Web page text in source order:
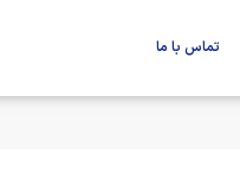
تماس با ما